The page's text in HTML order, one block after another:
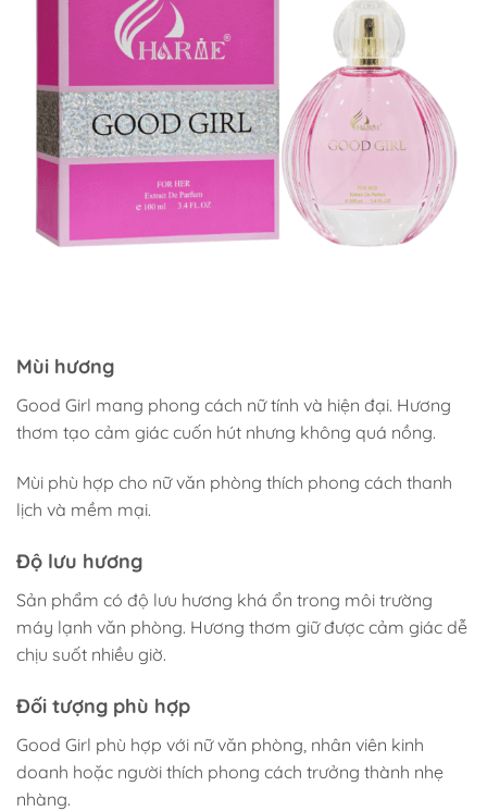
Mùi hương
Good Girl mang phong cách nữ tính và hiện đại. Hương
thơm tạo cảm giác cuốn hút nhưng không quá nồng.
Mùi phù hợp cho nữ văn phòng thích phong cách thanh
lịch và mềm mại.
Độ lưu hương
Sản phẩm có độ lưu hương khá ổn trong môi trường
máy lạnh văn phòng. Hương thơm giữ được cảm giác dễ
chịu suốt nhiều giờ.
Đối tượng phù hợp
Good Girl phù hợp với nữ văn phòng, nhân viên kinh
doanh hoặc người thích phong cách trưởng thành nhẹ
nhàng.